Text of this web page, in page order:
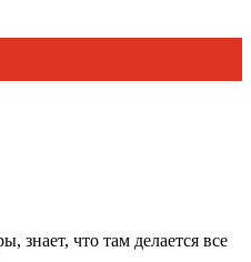
знает, что там делается все